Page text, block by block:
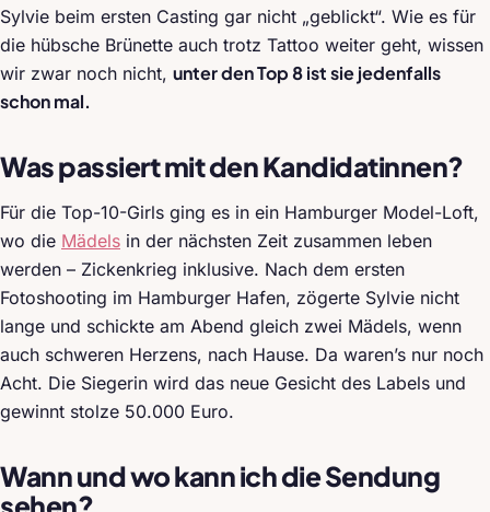
Sylvie beim ersten Casting gar nicht „geblickt“. Wie es für
die hübsche Brünette auch trotz Tattoo weiter geht, wissen
wir zwar noch nicht, unter den Top 8 ist sie jedenfalls
schon mal.
Was passiert mit den Kandidatinnen?
Für die Top-10-Girls ging es in ein Hamburger Model-Loft,
wo die Mädels in der nächsten Zeit zusammen leben
werden – Zickenkrieg inklusive. Nach dem ersten
Fotoshooting im Hamburger Hafen, zögerte Sylvie nicht
lange und schickte am Abend gleich zwei Mädels, wenn
auch schweren Herzens, nach Hause. Da waren’s nur noch
Acht. Die Siegerin wird das neue Gesicht des Labels und
gewinnt stolze 50.000 Euro.
Wann und wo kann ich die Sendung
sehen?